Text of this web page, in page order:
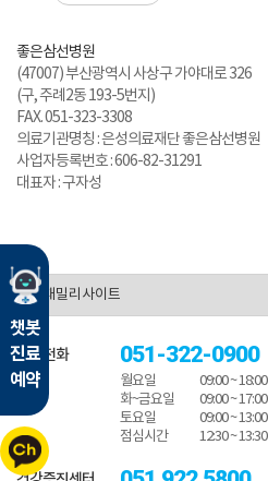
좋은삼선병원
(47007) 부산광역시 사상구 가야대로 326
(구, 주례2동 193-5번지)
FAX. 051-323-3308
의료기관명칭 : 은성의료재단 좋은삼선병원
사업자등록번호 : 606-82-31291
대표자 : 구자성
대표전화 051-322-0900
월요일
09:00 ~ 18:00
화~금요일
09:00 ~ 17:00
토요일
09:00 ~ 13:00
점심시간
12:30 ~ 13:30
챗봇
진료
예약